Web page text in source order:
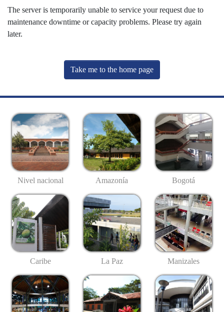
The server is temporarily unable to service your request due to
maintenance downtime or capacity problems. Please try again
later.
Take me to the home page
Nivel nacional Amazonía Bogotá
Caribe La Paz Manizales